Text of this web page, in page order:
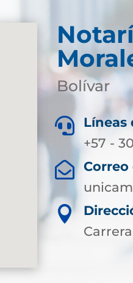
Bolívar

Líneas
+57 -


Carrera